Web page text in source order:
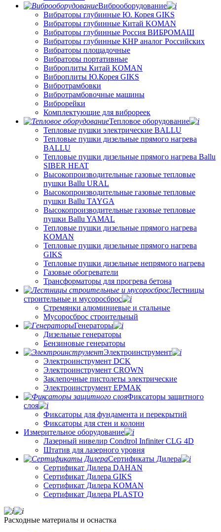
Виброоборудование
Вибраторы глубинные Ю. Корея GIKS
Вибраторы глубинные Китай KOMAN
Вибраторы глубинные Россия ВИБРОМАШ
Вибраторы глубинные КНР аналог Российских
Вибраторы площадочные
Вибраторы портативные
Виброплиты Китай KOMAN
Виброплиты Ю.Корея GIKS
Вибротрамбовки
Вибротрамбовочные машины
Виброрейки
Комплектующие для виброреек
Тепловое оборудование
Тепловые пушки электрические BALLU
Тепловые пушки дизельные прямого нагрева
BALLU
Тепловые пушки дизельные прямого нагрева Ballu
SIBER HEAT
Высокопроизводительные газовые тепловые
пушки Ballu URAL
Высокопроизводительные газовые тепловые
пушки Ballu TAYGA
Высокопроизводительные газовые тепловые
пушки Ballu YAMAL
Тепловые пушки дизельные прямого нагрева
KOMAN
Тепловые пушки дизельные прямого нагрева
GIKS
Тепловые пушки дизельные непрямого нагрева
Газовые обогреватели
Трансформаторы для прогрева бетона
Лестницы
строительные и мусоросброс
Стремянки алюминиевые и стальные
Мусоросброс строительный
Генераторы
Дизельные генераторы
Бензиновые генераторы
Электроинструмент
Электроинструмент DCK
Электроинструмент CROWN
Заклепочные пистолеты электрические
Электроинструмент ЕРМАК
Фиксаторы защитного
слоя
Фиксаторы для фундамента и перекрытий
Фиксаторы для стен и колонн
Измерительное оборудование
Лазерный нивелир Condtrol Infiniter CLG 4D
Штатив для лазерного уровня
Сертификаты Дилера
Сертификат Дилера DAHAN
Сертификат Дилера GIKS
Сертификат Дилера KOMAN
Сертификат Дилера PLASTO
Расходные материалы и оснастка